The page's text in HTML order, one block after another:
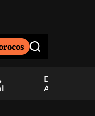
S
un elev